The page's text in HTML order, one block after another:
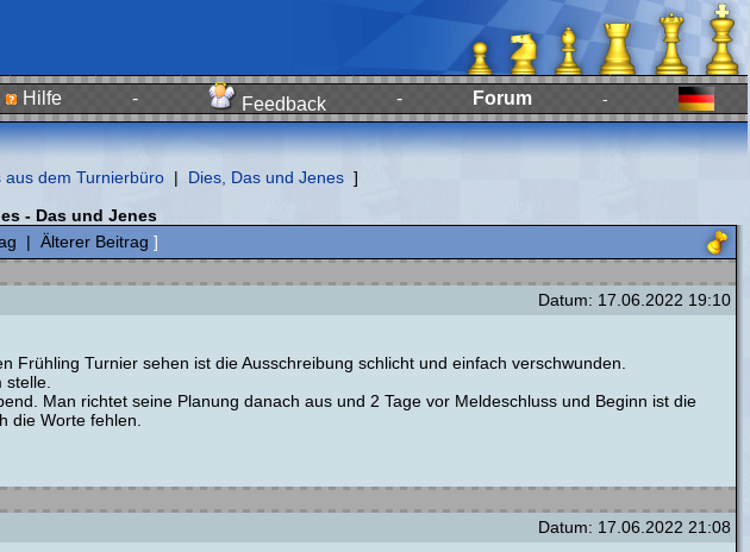
Hilfe - Feedback - Forum -
aus dem Turnierbüro | Dies, Das und Jenes ]
- Das und Jenes
| Älterer Beitrag ]
Datum: 17.06.2022 19:10
Turnier sehen ist die Ausschreibung schlicht und einfach verschwunden.
Man richtet seine Planung danach aus und 2 Tage vor Meldeschluss und Beginn ist die
die Worte fehlen.
Datum: 17.06.2022 21:08